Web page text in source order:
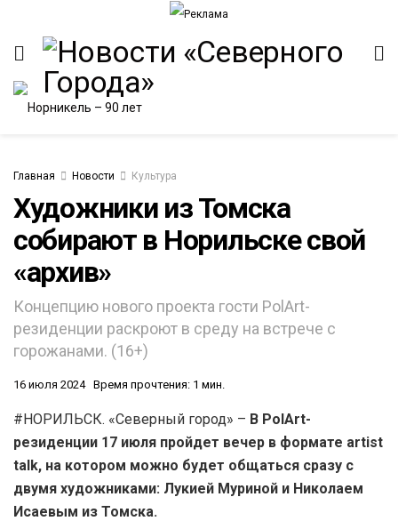
Главная Новости Культура
Художники из Томска
собирают в Норильске свой
«архив»
Концепцию нового проекта гости PolArt-
резиденции раскроют в среду на встрече с
горожанами. (16+)
16 июля 2024 Время прочтения: 1 мин.
#НОРИЛЬСК. «Северный город» – В PolArt-
резиденции 17 июля пройдет вечер в формате artist
talk, на котором можно будет общаться сразу с
двумя художниками: Лукией Муриной и Николаем
Исаевым из Томска.